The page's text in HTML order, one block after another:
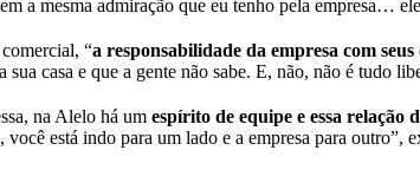
a mesma admiração que eu tenho pela empresa…
“a responsabilidade da empresa com
casa e que a gente não sabe. E, não, não é tudo
na Alelo há um espírito de equipe e essa relação
você está indo para um lado e a empresa para outro”,